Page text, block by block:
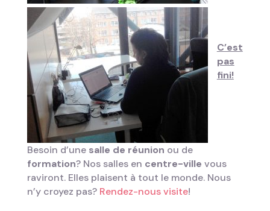
C’est
pas
fini!
Besoin d’unesalle de réunion ou de
formation? Nos salles en centre-ville vous
raviront. Elles plaisent à tout le monde. Nous
n’y croyez pas? Rendez-nous visite!